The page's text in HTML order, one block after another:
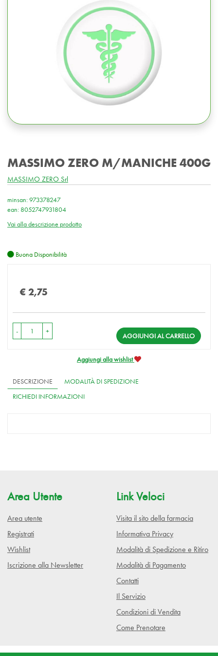
MASSIMO ZERO M/MANICHE 400G
MASSIMO ZERO Srl
minsan: 973378247
ean: 8052747931804
Vai alla descrizione prodotto
Buona Disponibilità
€ 2,75
- +
AGGIUNGI AL CARRELLO
Aggiungi alla wishlist
DESCRIZIONE
MODALITÀ DI SPEDIZIONE
RICHIEDI INFORMAZIONI
Area Utente
Area utente
Registrati
Wishlist
Iscrizione alla Newsletter
Link Veloci
Visita il sito della farmacia
Informativa Privacy
Modalità di Spedizione e Ritiro
Modalità di Pagamento
Contatti
Il Servizio
Condizioni di Vendita
Come Prenotare